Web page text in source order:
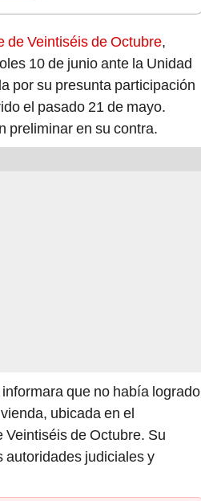
de Veintiséis de Octubre,
10 de junio ante la Unidad
por su presunta participación
el pasado 21 de mayo.
preliminar en su contra.
que no había logrado
ubicada en el
de Octubre. Su
autoridades judiciales y